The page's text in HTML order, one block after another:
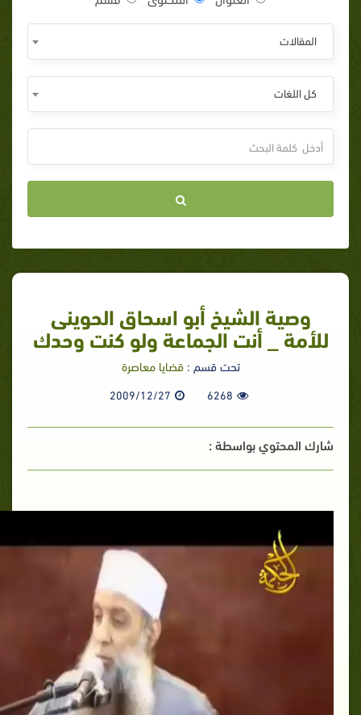
المقالات
كل اللغات
وصية الشيخ أبو اسحاق الحوينى
للأمة _ أنت الجماعة ولو كنت وحدك
تحت قسم :قضايا معاصرة
6268
2009/12/27
شارك المحتوي بواسطة :